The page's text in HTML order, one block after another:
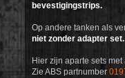
bevestigingstrips.
Op andere tanken als
niet zonder adapter set.
Hier zijn aparte sets
Zie ABS partnumber